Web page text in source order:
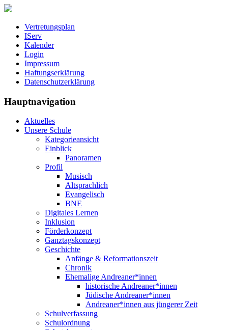
Vertretungsplan
IServ
Kalender
Login
Impressum
Haftungserklärung
Datenschutzerklärung
Hauptnavigation
Aktuelles
Unsere Schule
Kategorieansicht
Einblick
Panoramen
Profil
Musisch
Altsprachlich
Evangelisch
BNE
Digitales Lernen
Inklusion
Förderkonzept
Ganztagskonzept
Geschichte
Anfänge & Reformationszeit
Chronik
Ehemalige Andreaner*innen
historische Andreaner*innen
Jüdische Andreaner*innen
Andreaner*innen aus jüngerer Zeit
Schulverfassung
Schulordnung